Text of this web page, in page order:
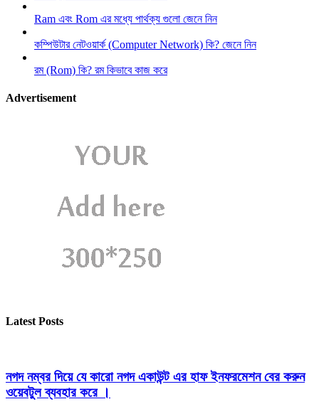
Ram এবং Rom এর মধ্যে পার্থক্য গুলো জেনে নিন
কম্পিউটার নেটওয়ার্ক (Computer Network) কি? জেনে নিন
রম (Rom) কি? রম কিভাবে কাজ করে
Advertisement
Latest Posts
নগদ নম্বর দিয়ে যে কারো নগদ একাউন্ট এর হাফ ইনফরমেশন বের করুন
ওয়েবটুল ব্যবহার করে ।